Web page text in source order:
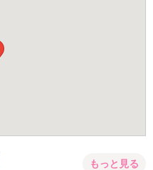
もっと見る